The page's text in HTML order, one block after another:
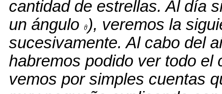
cantidad de estrellas. Al día
un ángulo ), veremos la
sucesivamente. Al cabo del
habremos podido ver todo
vemos por simples cuentas